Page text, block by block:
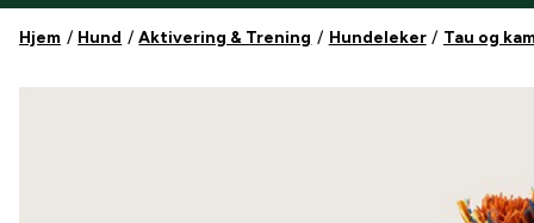
Hjem Hund Aktivering & Trening Hundeleker Tau og